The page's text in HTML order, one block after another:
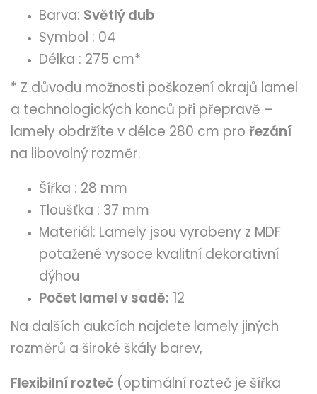
Barva: Světlý dub
Symbol : 04
Délka : 275 cm*
* Z důvodu možnosti poškození okrajů lamel
a technologických konců při přepravě –
lamely obdržíte v délce 280 cm pro řezání
na libovolný rozměr.
Šířka : 28 mm
Tloušťka : 37 mm
Materiál: Lamely jsou vyrobeny z MDF
potažené vysoce kvalitní dekorativní
dýhou
Počet lamel v sadě: 12
Na dalších aukcích najdete lamely jiných
rozměrů a široké škály barev,
Flexibilní rozteč (optimální rozteč je šířka